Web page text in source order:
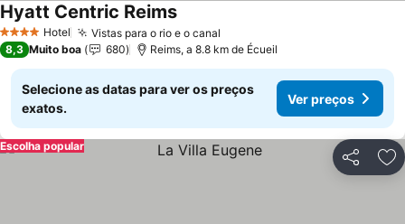
4 EstrelasHotel Vistas para o rio e o canal
Hyatt Centric ReimsVer preços
8,3 Muito boa 680 Reims, a 8.8 km de Écueil
Selecione as datas para ver os preços
exatos.
Ver preços
Partilhar
Escolha popular